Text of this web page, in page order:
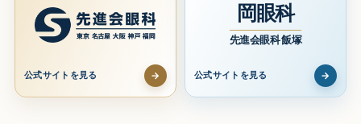
公式サイトを見る →
岡眼科
先進会眼科 飯塚
公式サイトを見る →